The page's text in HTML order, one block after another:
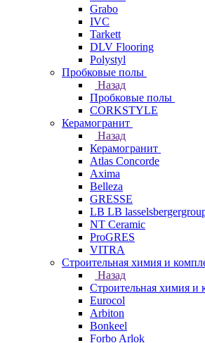
Grabo
IVC
Tarkett
DLV Flooring
Polystyl
Пробковые полы
Назад
Пробковые полы
CORKSTYLE
Керамогранит
Назад
Керамогранит
Atlas Concorde
Axima
Belleza
GRESSE
LB LB
NT Ceramic
ProGRES
VITRA
Строительная химия и
Назад
Строительная химия и
Eurocol
Arbiton
Bonkeel
Forbo Arlok